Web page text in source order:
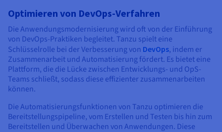
Optimieren von DevOps-Verfahren
Die Anwendungsmodernisierung wird oft von der Einführung
von DevOps-Praktiken begleitet. Tanzu spielt eine
Schlüsselrolle bei der Verbesserung von DevOps, indem er
Zusammenarbeit und Automatisierung fördert. Es bietet eine
Plattform, die die Lücke zwischen Entwicklungs- und OpS-
Teams schließt, sodass diese effizienter zusammenarbeiten
können.
Die Automatisierungsfunktionen von Tanzu optimieren die
Bereitstellungspipeline, vom Erstellen und Testen bis hin zum
Bereitstellen und Überwachen von Anwendungen. Diese